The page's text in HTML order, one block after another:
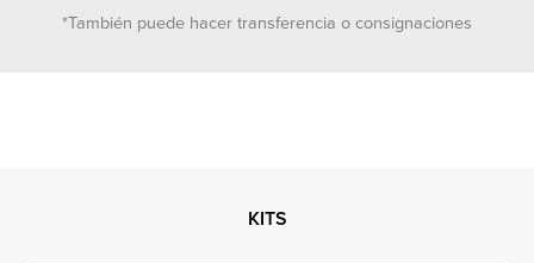
*También puede hacer transferencia o consignaciones
KITS